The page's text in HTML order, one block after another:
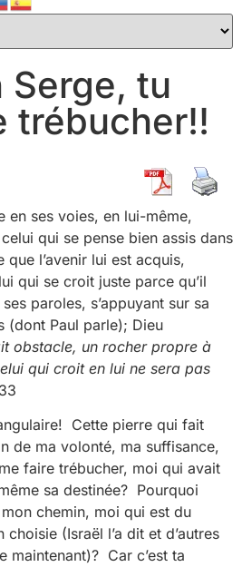
tu
trébucher!!
en ses voies, en lui-même,
qui se pense bien assis dans
l’avenir lui est acquis,
qui se croit juste parce qu’il
paroles, s’appuyant sur sa
(dont Paul parle); Dieu
obstacle, un rocher propre à
qui croit en lui ne sera pas
Cette pierre qui fait
de ma volonté, ma suffisance,
faire trébucher, moi qui avait
sa destinée? Pourquoi
chemin, moi qui est du
(Israël l’a dit et d’autres
maintenant)? Car c’est ta